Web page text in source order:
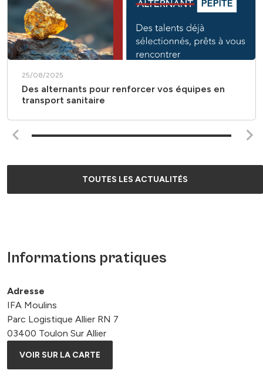
25/08/2025
Des alternants pour renforcer vos équipes en
transport sanitaire
TOUTES LES ACTUALITÉS
Informations pratiques
Adresse
IFA Moulins
Parc Logistique Allier RN 7
03400 Toulon Sur Allier
VOIR SUR LA CARTE